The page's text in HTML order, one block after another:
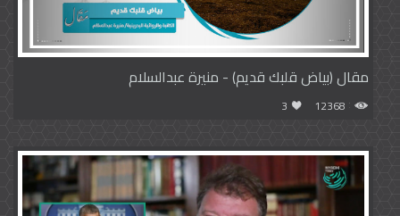
مقال (بياض قلبك قديم) - منيرة عبدالسلام
12368
3